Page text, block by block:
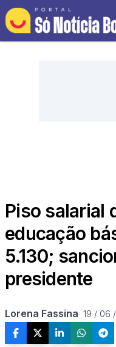
Piso salarial
educação
5.130;
presidente
Lorena Fassina 19 / 06